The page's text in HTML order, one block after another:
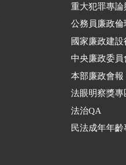
重大犯罪專論
公務員廉政倫
國家廉政建設
中央廉政委員
本部廉政會報
法眼明察獎專
法治QA
民法成年年齡